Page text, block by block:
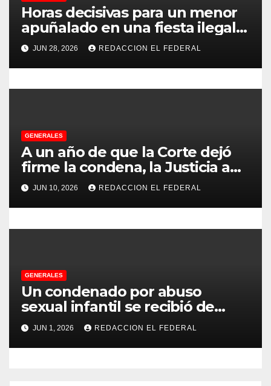
e
n
t
r
d
a
s
Horas decisivas para un menor
apuñalado en una fiesta ilegal
con más de 500 asistentes en
Chilecito
JUN 28, 2026 REDACCION EL FEDERAL
GENERALES
A un año de que la Corte dejó
firme la condena, la Justicia aún
no pudo decomisarle ni un peso
a CFK
JUN 10, 2026 REDACCION EL FEDERAL
GENERALES
Un condenado por abuso
sexual infantil se recibió de
psicopedagogo dentro del
Servicio Penitenciario de La
Rioja
JUN 1, 2026 REDACCION EL FEDERAL